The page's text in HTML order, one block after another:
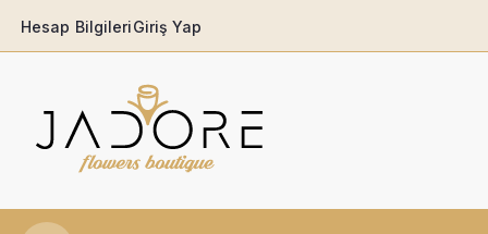
Hesap BilgileriGiriş Yap